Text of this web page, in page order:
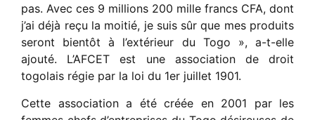
pas. Avec ces 9 millions 200 mille francs CFA, dont
j’ai déjà reçu la moitié, je suis sûr que mes produits
seront bientôt à l’extérieur du Togo », a-t-elle
ajouté. L’AFCET est une association de droit
togolais régie par la loi du 1er juillet 1901.
Cette association a été créée en 2001 par les